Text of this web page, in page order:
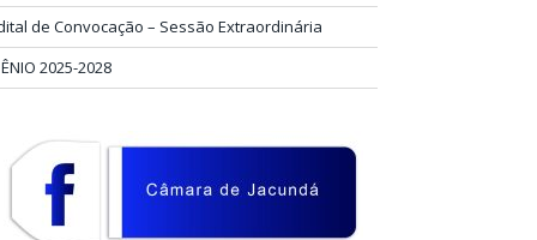
de Convocação – Sessão Extraordinária
2025-2028